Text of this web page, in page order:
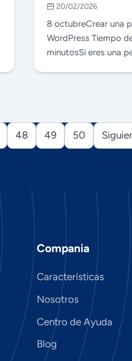
20/02/2026
8 octubreCrear una
WordPress Tiempo
minutosSi eres una
48 49 50
Compania
Características
Nosotros
Centro de Ayuda
Blog